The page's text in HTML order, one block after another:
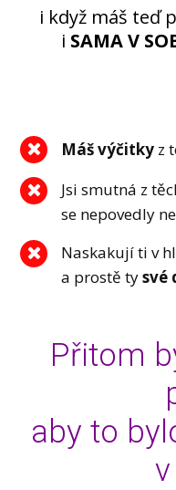
i když máš teď
i SAMA V
Máš výčitky z
Jsi smutná z
se nepovedly
Naskakují ti v
a prostě tysvé
Přitom
aby to